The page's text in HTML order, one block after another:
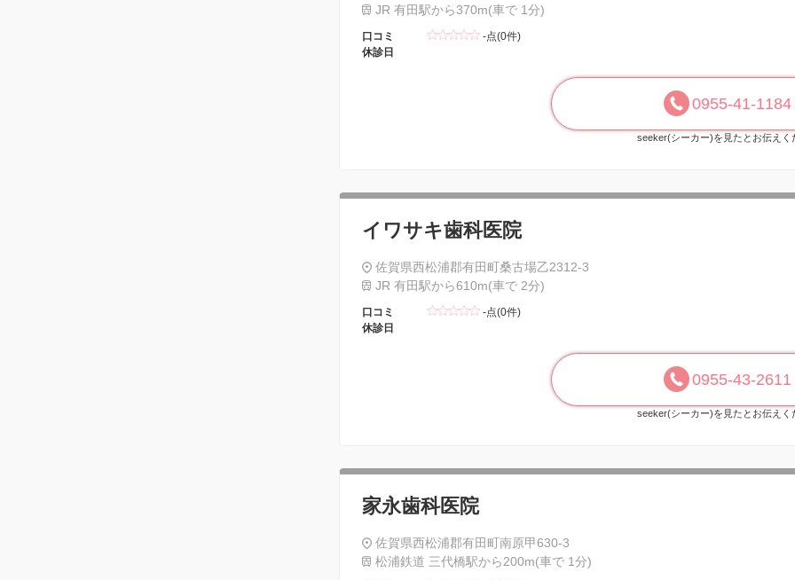
JR 有田駅から370m(車で 1分)
口コミ
-点(0件)
休診日
0955-41-1184
seeker(シーカー)を見たとお伝えく
イワサキ歯科医院
佐賀県西松浦郡有田町桑古場乙2312-3
JR 有田駅から610m(車で 2分)
口コミ
-点(0件)
休診日
0955-43-2611
seeker(シーカー)を見たとお伝えく
家永歯科医院
佐賀県西松浦郡有田町南原甲630-3
松浦鉄道 三代橋駅から200m(車で 1分)